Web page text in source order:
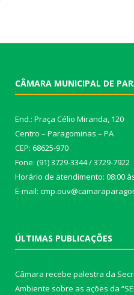
CÂMARA MUNICIPAL DE
End.: Praça Célio Miranda, 120
Centro – Paragominas – PA
CEP: 68625-970
Fone: (91) 3729-3344 / 3729-7922
Horário de atendimento: 08:00
E-mail:
ÚLTIMAS PUBLICAÇÕES
Câmara recebe palestra da
Ambiente sobre as ações da